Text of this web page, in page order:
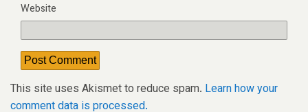
Website
This site uses Akismet to reduce spam. Learn how your
comment data is processed.